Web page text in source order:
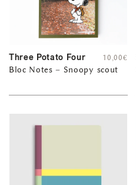
Three Potato Four
Bloc Notes – Snoopy scout
10,00€